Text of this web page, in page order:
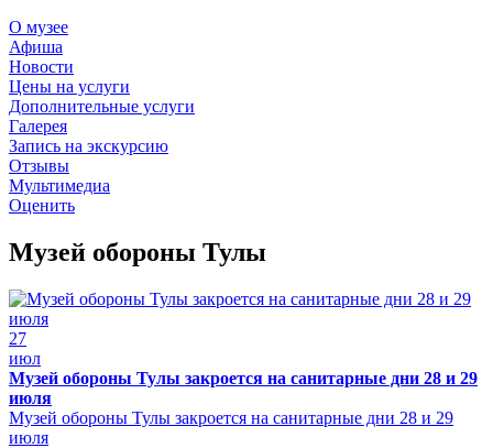
О музее
Афиша
Новости
Цены на услуги
Дополнительные услуги
Галерея
Запись на экскурсию
Отзывы
Мультимедиа
Оценить
Музей обороны Тулы
27
июл
Музей обороны Тулы закроется на санитарные дни 28 и 29
июля
Музей обороны Тулы закроется на санитарные дни 28 и 29
июля